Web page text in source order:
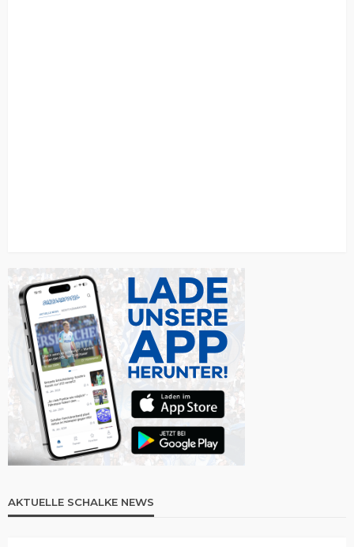
AKTUELLE SCHALKE NEWS